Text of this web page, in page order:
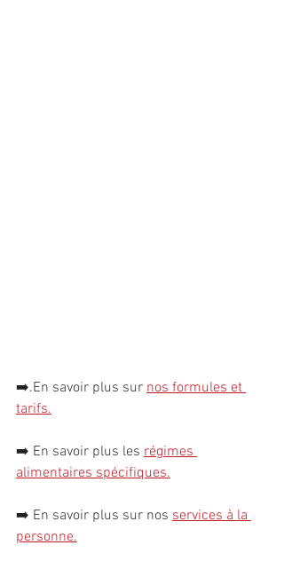
➡️.En savoir plus sur nos formules et
tarifs.
➡️ En savoir plus les régimes
alimentaires spécifiques.
➡️ En savoir plus sur nos services à la
personne.